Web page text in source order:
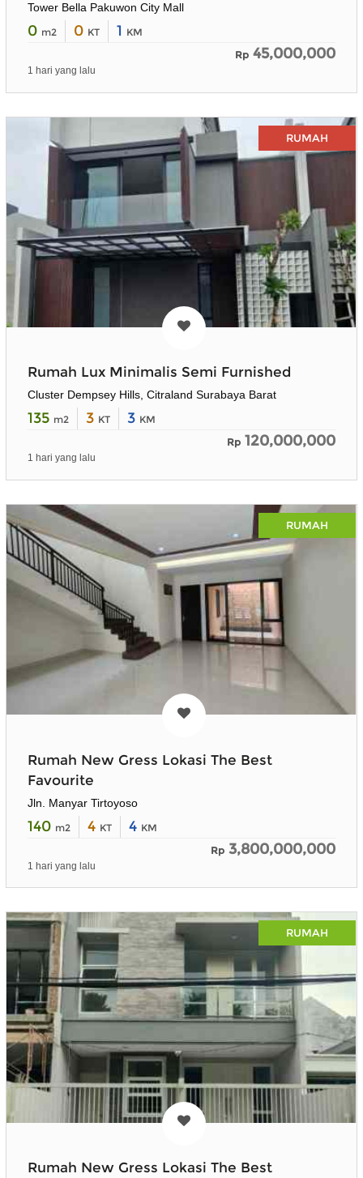
Tower Bella Pakuwon City Mall
0 m2 0 KT 1 KM
Rp 45,000,000
1 hari yang lalu
RUMAH
Rumah Lux Minimalis Semi Furnished
Cluster Dempsey Hills, Citraland Surabaya Barat
135 m2 3 KT 3 KM
Rp 120,000,000
1 hari yang lalu
RUMAH
Rumah New Gress Lokasi The Best
Favourite
Jln. Manyar Tirtoyoso
140 m2 4 KT 4 KM
Rp 3,800,000,000
1 hari yang lalu
RUMAH
Rumah New Gress Lokasi The Best